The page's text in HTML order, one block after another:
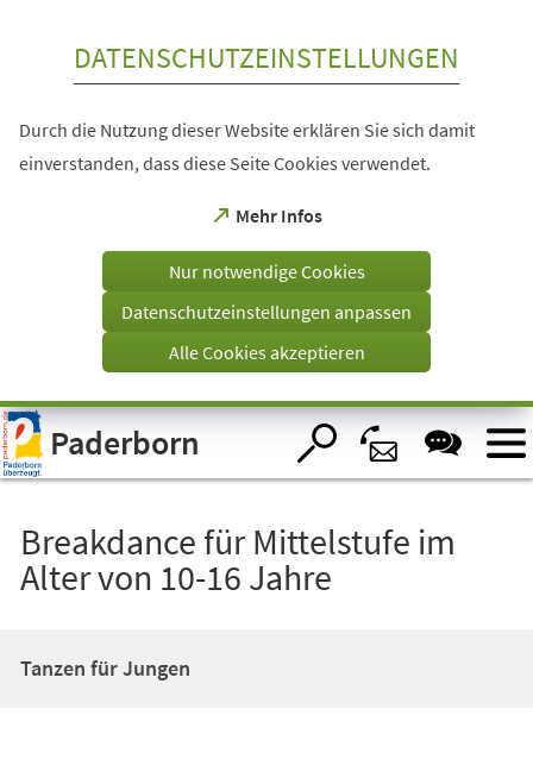
Visuelle
Assistenzsoftware
öffnen.
DATENSCHUTZEINSTELLUNGEN
Durch die Nutzung dieser Website erklären Sie sich damit
einverstanden, dass diese Seite Cookies verwendet.
Mehr Infos
(Öffnet
einem
Tab)
Nur notwendige Cookies
Datenschutzeinstellungen anpassen
Alle Cookies akzeptieren
Paderborn
Breakdance für Mittelstufe im
Alter von 10-16 Jahre
Tanzen für Jungen